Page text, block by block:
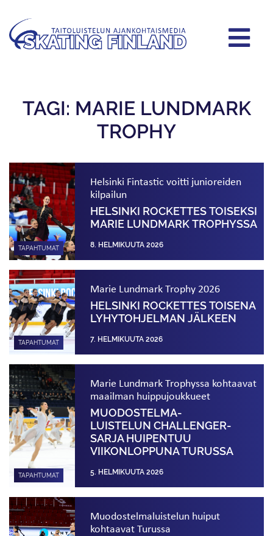
TAGI: MARIE LUNDMARK
TROPHY
TAPAHTUMAT
Helsinki Fintastic voitti junioreiden
kilpailun
HELSINKI ROCKETTES TOISEKSI
MARIE LUNDMARK TROPHYSSA
8. HELMIKUUTA 2026
TAPAHTUMAT
Marie Lundmark Trophy 2026
HELSINKI ROCKETTES TOISENA
LYHYTOHJELMAN JÄLKEEN
7. HELMIKUUTA 2026
TAPAHTUMAT
Marie Lundmark Trophyssa kohtaavat
maailman huippujoukkueet
MUODOSTELMA­
LUISTELUN CHALLENGER-
SARJA HUIPENTUU
VIIKONLOPPUNA TURUSSA
5. HELMIKUUTA 2026
Muodostelma­luistelun huiput
kohtaavat Turussa